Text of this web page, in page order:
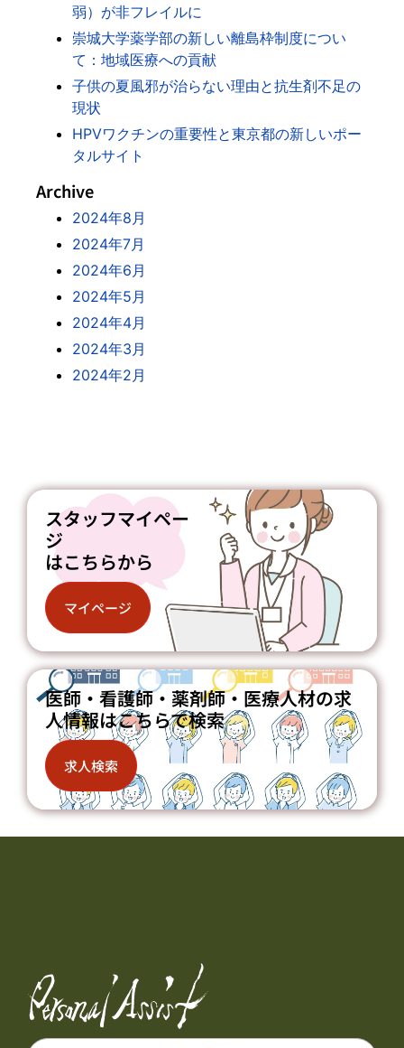
弱）が非フレイルに
崇城大学薬学部の新しい離島枠制度につい
て：地域医療への貢献
子供の夏風邪が治らない理由と抗生剤不足の
現状
HPVワクチンの重要性と東京都の新しいポー
タルサイト
Archive
2024年8月
2024年7月
2024年6月
2024年5月
2024年4月
2024年3月
2024年2月
スタッフマイペー
ジ
はこちらから
マイページ
医師・看護師・薬剤師・医療人材の求
人情報はこちらで検索
求人検索